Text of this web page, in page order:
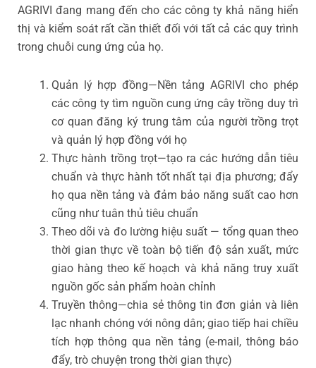
AGRIVI đang mang đến cho các công ty khả năng hiển
thị và kiểm soát rất cần thiết đối với tất cả các quy trình
trong chuỗi cung ứng của họ.
Quản lý hợp đồng—Nền tảng AGRIVI cho phép
các công ty tìm nguồn cung ứng cây trồng duy trì
cơ quan đăng ký trung tâm của người trồng trọt
và quản lý hợp đồng với họ
Thực hành trồng trọt—tạo ra các hướng dẫn tiêu
chuẩn và thực hành tốt nhất tại địa phương; đẩy
họ qua nền tảng và đảm bảo năng suất cao hơn
cũng như tuân thủ tiêu chuẩn
Theo dõi và đo lường hiệu suất — tổng quan theo
thời gian thực về toàn bộ tiến độ sản xuất, mức
giao hàng theo kế hoạch và khả năng truy xuất
nguồn gốc sản phẩm hoàn chỉnh
Truyền thông—chia sẻ thông tin đơn giản và liên
lạc nhanh chóng với nông dân; giao tiếp hai chiều
tích hợp thông qua nền tảng (e-mail, thông báo
đẩy, trò chuyện trong thời gian thực)